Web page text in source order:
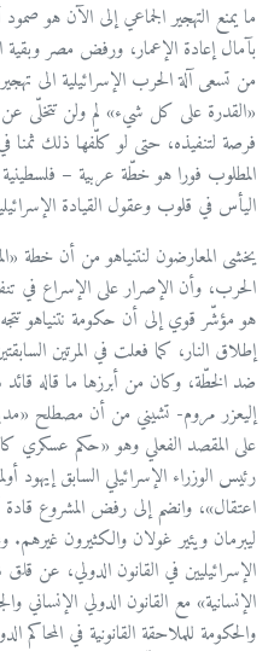
ما يمنع التهجير الجماعي إلى الآن هو
بآمال إعادة الإعمار، ورفض مصر وبقية
من تسعى آلة الحرب الإسرائيلية الى
«القدرة على كل شيء» لم ولن تتخلّى
فرصة لتنفيذه، حتى لو كلّفها ذلك ثمنا
المطلوب فورا هو خطّة عربية –
اليأس في قلوب وعقول القيادة
يخشى المعارضون لنتنياهو من أن خطة
الحرب، وأن الإصرار على الإسراع في
هو مؤشّر قوي إلى أن حكومة نتنياهو
إطلاق النار، كما فعلت في المرتين
ضد الخطّة، وكان من أبرزها ما قاله
إليعزر مروم- تشيني من أن مصطلح
على المقصد الفعلي وهو «حكم عسكري
رئيس الوزراء الإسرائيلي السابق إيهود
اعتقال»، وانضم إلى رفض المشروع قادة
ليبرمان ويئير غولان والكثيرون غيرهم.
الإسرائيليين في القانون الدولي، عن
الإنسانية» مع القانون الدولي
والحكومة للملاحقة القانونية في المحاكم